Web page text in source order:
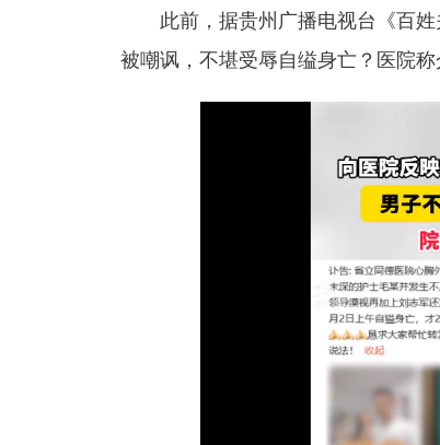
此前，据贵州广播电视台《百姓
被嘲讽，不堪受辱自缢身亡？医院称